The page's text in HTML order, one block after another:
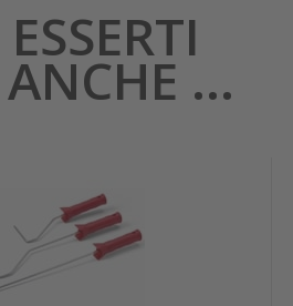
...